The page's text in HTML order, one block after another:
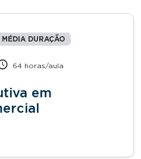
DURAÇÃO
64 horas/aula
em